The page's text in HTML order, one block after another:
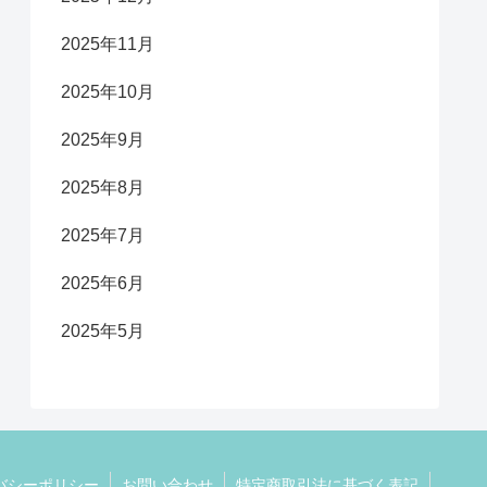
2025年11月
2025年10月
2025年9月
2025年8月
2025年7月
2025年6月
2025年5月